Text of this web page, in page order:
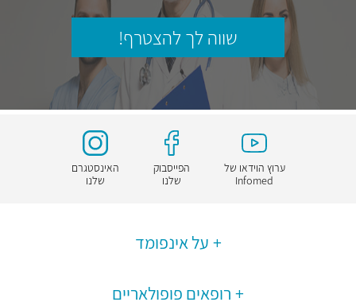
שווה לך להצטרף!
ערוץ הוידאו של
Infomed
הפייסבוק
שלנו
האינסטגרם
שלנו
על אינפומד
רופאים פופולאריים